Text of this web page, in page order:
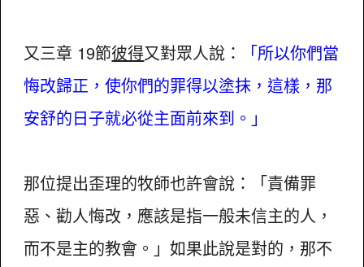
又三章 19節彼得又對眾人說：
「所以你們當
悔改歸正，使你們的罪得以塗抹，這樣，那
安舒的日子就必從主面前來到。」
那位提出歪理的牧師也許會說：「責備罪
惡、勸人悔改，應該是指一般未信主的人，
而不是主的教會。」如果此說是對的，那不